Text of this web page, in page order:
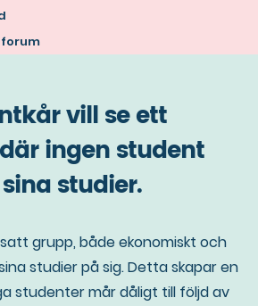
vill se ett
ingen student
studier.
grupp, både ekonomiskt och
studier på sig. Detta skapar en
studenter mår dåligt till följd av